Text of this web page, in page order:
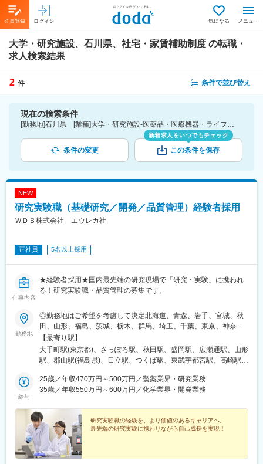
会員登録 ログイン 気になる メニュー
大学・研究施設、石川県、社宅・家賃補助制度 の転職・
求人検索結果
2 件 条件で並び替え
現在の検索条件
[勤務地]石川県 [業種]大学・研究施設-医薬品・医療機器・ライフサイエンス・医療系サービス [詳細条件](待遇・福利厚生)社宅・家賃補助制度
条件の変更
新着求人をいつでもチェック
この条件を保存
NEW
研究実験職（基礎研究／開発／品質管理）経験者採用
ＷＤＢ株式会社 エウレカ社
正社員 5名以上採用
仕事内容
★経験者採用★国内最先端の研究現場で「研究・実験」に携われ
る！研究実験職・品質管理の募集です。
勤務地
◎勤務地はご希望を考慮して決定北海道、青森、岩手、宮城、秋
田、山形、福島、茨城、栃木、群馬、埼玉、千葉、東京、神奈
川、新潟、長野、富山、石川、福井、山梨、岐阜、静岡、愛知、
三重、滋賀、京都、大阪、兵庫、奈良、和歌山、岡山、広島、山
口、徳島、香川、愛媛、高知、福岡、佐賀、長崎、熊本、大分、
定：ご自宅から90分以内の就業先・エリア限定：下記エリア内の
就業先。エリア内での転居を伴う場合あり・全国：全国の中でス
の区分★東北エリア…青森、岩手、宮城、秋田、山形、福島北関
東エリア…茨木、栃木、群馬、埼玉、東京南関東エリア…東京、
神奈川、千葉甲信越エリア…山梨、長野、新潟、東京東海エリ
ア…静岡、愛知、岐阜、三重北陸エリア…富山、石川、福井関西
エリア…滋賀、京都、大阪、兵庫、奈良、和歌山中四国エリア…
【最寄り駅】
大手町駅(東京都)、さっぽろ駅、秋田駅、盛岡駅、広瀬通駅、山形
駅、郡山駅(福島県)、日立駅、つくば駅、東武宇都宮駅、高崎駅、
井駅、勝どき駅、根津駅、立川北駅、町田駅、川崎駅、みなとみ
らい駅、平塚駅、新潟駅、春日山駅、甲府駅、沼津駅、静岡駅、
町駅、あすなろう四日市駅、彦根駅、草津駅(滋賀県)、烏丸駅、茨
木駅、千里中央駅(大阪モノレール)、大阪駅、三田駅(兵庫県)、三
宮・花時計前駅、西神中央駅、明石駅、加古川駅、岡山駅前駅、
倉敷駅、福山駅、八丁堀駅(広島県)、徳山駅、徳島駅、新居浜駅、
小倉駅(福岡県)、天神駅、大分駅、熊本城・市役所前駅、宮崎駅、
給与
25歳／年収470万円～500万円／製薬業界・研究業務
35歳／年収550万円～600万円／化学業界・開発業務
研究実験職の経験を、より価値のあるキャリアへ。
最先端の研究実験に携わりながら自己成長を実現！